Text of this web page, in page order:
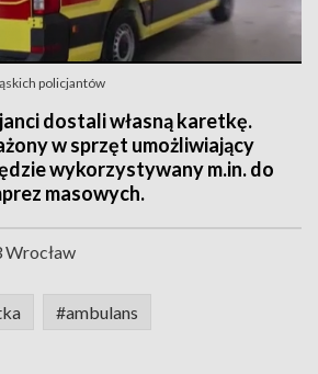
policjantów
dostali własną karetkę.
w sprzęt umożliwiający
wykorzystywany m.in. do
masowych.
#ambulans